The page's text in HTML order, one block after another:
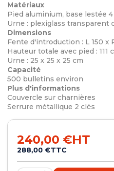
Matériaux
Pied aluminium, base lestée
Urne : plexiglass transparent
Dimensions
Fente d'introduction : L 150 x
Hauteur totale avec pied : 111
Urne : 25 x 25 x 25 cm
Capacité
500 bulletins environ
Plus d'informations
Couvercle sur charnières
Serrure métallique 2 clés
240,00 €HT
288,00 €TTC